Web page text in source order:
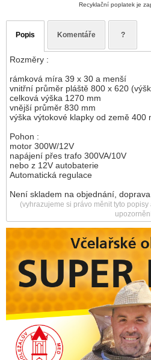
Recyklační poplatek je
Popis Komentáře ?
Rozměry :
rámková míra 39 x 30 a menší
vnitřní průměr pláště 800 x 620
celková výška 1270 mm
vnější průměr 830 mm
výška výtokové klapky od země 400
Pohon :
motor 300W/12V
napájení přes trafo 300VA/10V
nebo z 12V autobaterie
Automatická regulace
Není skladem na objednání, doprava
(vyhrazujeme si právo měnit tyto